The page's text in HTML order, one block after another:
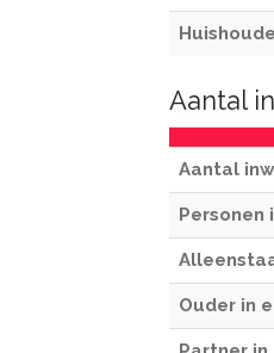
Aantal
Aantal
Personen
Ouder in